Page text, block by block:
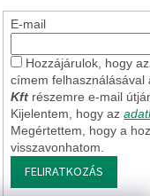
E-mail
Hozzájárulok, hogy
címem
Kft részemre e-mail
Kijelentem, hogy az
Megértettem, hogy a
visszavonhatom.
FELIRATKOZÁS